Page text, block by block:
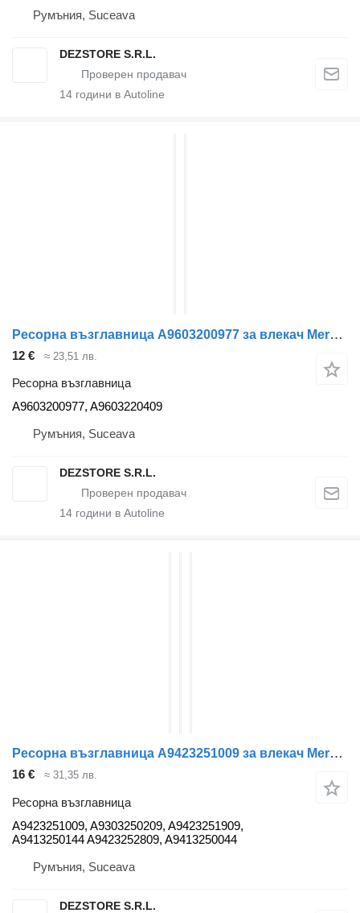
Румъния, Suceava
DEZSTORE S.R.L.
14 години в Autoline
Ресорна възглавница A9603200977 за влекач Mercedes-Benz ACTROS MP4
12 € ≈ 23,51 лв.
Ресорна възглавница
A9603200977, A9603220409
Румъния, Suceava
DEZSTORE S.R.L.
14 години в Autoline
Ресорна възглавница A9423251009 за влекач Mercedes-Benz ACTROS MP2
16 € ≈ 31,35 лв.
Ресорна възглавница
A9423251009, A9303250209, A9423251909,
A9413250144 A9423252809, A9413250044
Румъния, Suceava
DEZSTORE S.R.L.